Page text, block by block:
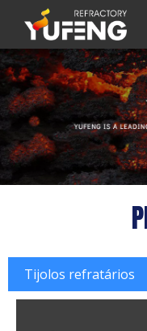
Tijolos refratários